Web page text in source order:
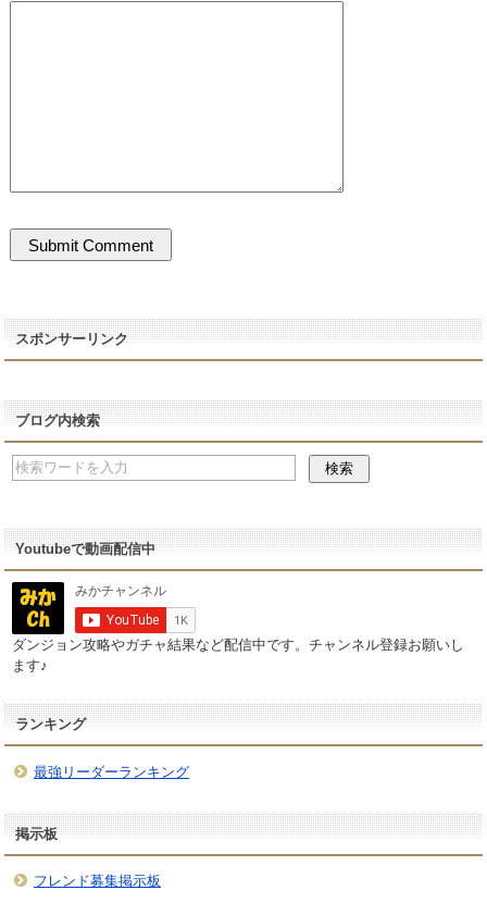
スポンサーリンク
ブログ内検索
Youtubeで動画配信中
ダンジョン攻略やガチャ結果など配信中です。チャンネル登録お願いし
ます♪
ランキング
最強リーダーランキング
掲示板
フレンド募集掲示板